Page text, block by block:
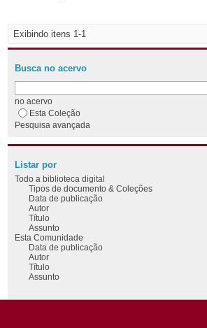
Exibindo itens 1-1
Busca no acervo
no acervo
Esta Coleção
Pesquisa avançada
Listar por
Todo a biblioteca digital
Tipos de documento & Coleções
Data de publicação
Autor
Título
Assunto
Esta Comunidade
Data de publicação
Autor
Título
Assunto